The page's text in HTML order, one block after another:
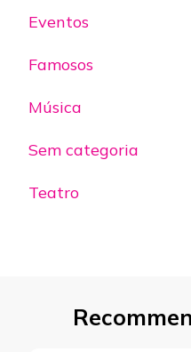
Eventos
Famosos
Música
Sem categoria
Teatro